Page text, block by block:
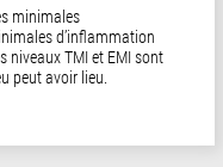
minimales
d’inflammation
niveaux TMI et EMI sont
peut avoir lieu.